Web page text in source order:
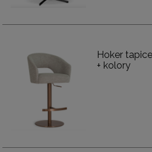
Lampa wisząca CHIC-9, biało złota 75
1 999,00 zł
DO KOSZYKA
Hoker
+ kolory